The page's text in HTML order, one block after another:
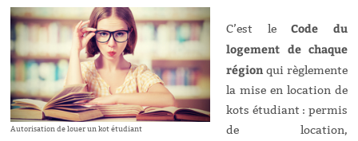
Autorisation de louer un kot étudiant
C’est leCode du
logement de chaque
région qui règlemente
la mise en location de
kots étudiant : permis
de location,